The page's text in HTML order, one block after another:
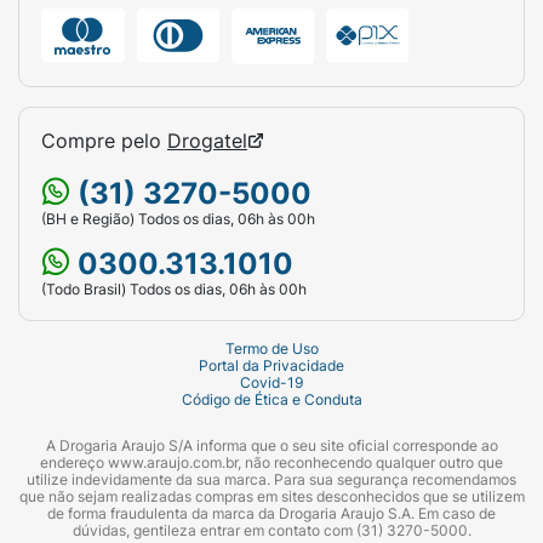
Compre pelo Drogatel
(31) 3270-5000
(BH e Região) Todos os dias, 06h às 00h
0300.313.1010
(Todo Brasil) Todos os dias, 06h às 00h
Termo de Uso
Portal da Privacidade
Covid-19
Código de Ética e Conduta
A Drogaria Araujo S/A informa que o seu site oficial corresponde ao
endereço www.araujo.com.br, não reconhecendo qualquer outro que
utilize indevidamente da sua marca. Para sua segurança recomendamos
que não sejam realizadas compras em sites desconhecidos que se utilizem
de forma fraudulenta da marca da Drogaria Araujo S.A. Em caso de
dúvidas, gentileza entrar em contato com (31) 3270-5000.